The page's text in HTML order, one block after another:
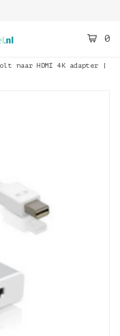
0
naar HDMI 4K adapter |